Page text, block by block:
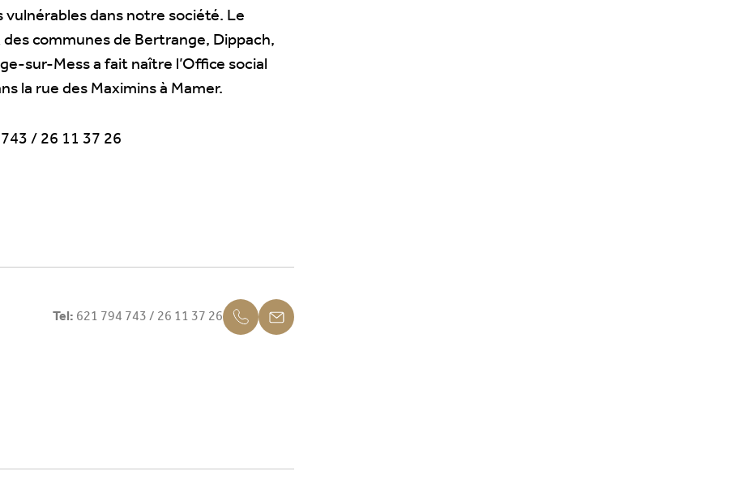
vulnérables dans notre société. Le
communes de Bertrange, Dippach,
sur-Mess a fait naître l’Office social
la rue des Maximins à Mamer.
/ 26 11 37 26
Tel:621 794 743 / 26 11 37 26